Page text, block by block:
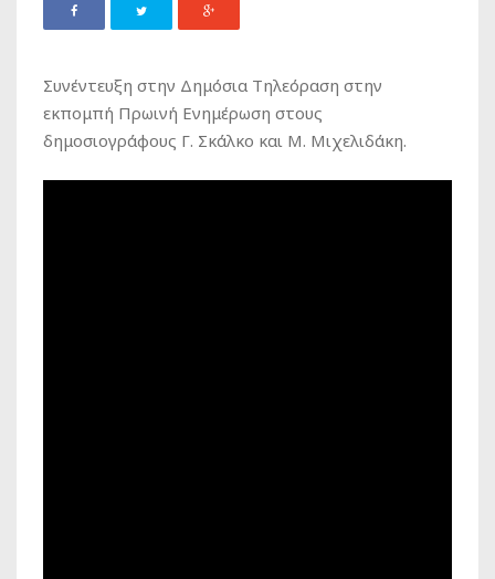
Συνέντευξη στην Δημόσια Τηλεόραση στην
εκπομπή Πρωινή Ενημέρωση στους
δημοσιογράφους Γ. Σκάλκο και Μ. Μιχελιδάκη.